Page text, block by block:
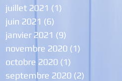
juillet 2021 (1)
juin 2021 (6)
janvier 2021 (9)
novembre 2020 (1)
octobre 2020 (1)
septembre 2020 (2)